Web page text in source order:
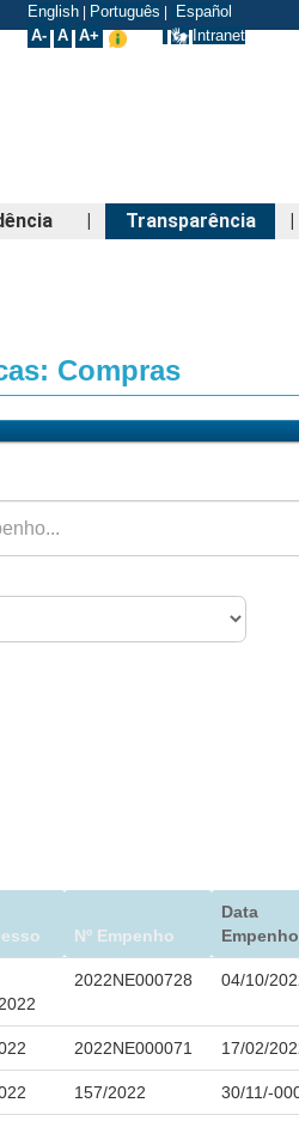
English Português
Español
A- A A+ Intranet
| Transparência |
Compras
Nº Empenho
Data
Empenho
2022NE000728 04/10/
2022NE000071 17/02/
157/2022 30/11/-